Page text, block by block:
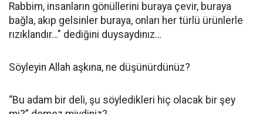
Rabbim, insanların gönüllerini buraya çevir, buraya
bağla, akıp gelsinler buraya, onları her türlü ürünlerle
rızıklandır…" dediğini duysaydınız…
Söyleyin Allah aşkına, ne düşünürdünüz?
“Bu adam bir deli, şu söyledikleri hiç olacak bir şey